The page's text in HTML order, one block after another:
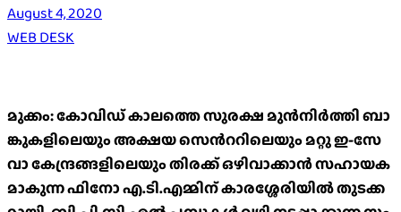
August 4, 2020
WEB DESK
മു​ക്കം: കോ​വി​ഡ് കാ​ല​ത്തെ സു​ര​ക്ഷ മു​ൻ​നി​ർ​ത്തി ബാ​
ങ്കു​ക​ളി​ലെ​യും അ​ക്ഷ​യ സെ​ന്‍റ​റി​ലെ​യും മ​റ്റു ഇ-​സേ​
വാ കേ​ന്ദ്ര​ങ്ങ​ളി​ലെ​യും തി​ര​ക്ക് ഒ​ഴി​വാ​ക്കാ​ൻ സ​ഹാ​യ​ക​
മാ​കു​ന്ന ഫി​നോ എ​.ടി​.എ​മ്മി​ന് കാ​ര​ശ്ശേരി​യി​ൽ തു​ട​ക്ക​